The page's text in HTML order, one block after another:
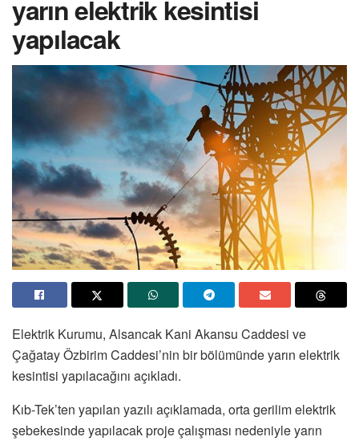
yarın elektrik kesintisi
yapılacak
Elektrik Kurumu, Alsancak Kani Akansu Caddesi ve
Çağatay Özbirim Caddesi’nin bir bölümünde yarın elektrik
kesintisi yapılacağını açıkladı.
Kıb-Tek’ten yapılan yazılı açıklamada, orta gerilim elektrik
şebekesinde yapılacak proje çalışması nedeniyle yarın